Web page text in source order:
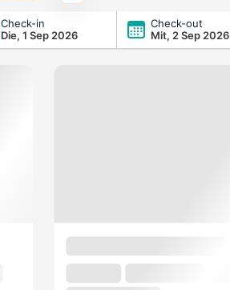
Check-in
Die, 1 Sep 2026
Check-out
Mit, 2 Sep 2026